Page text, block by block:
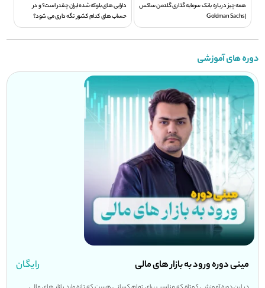
همه چیز درباره بانک سرمایه گذاری گلدمن ساکس
| Goldman Sachs
دارایی های بلوکه شده ایران چقدر است؟ و در
حساب های کدام کشور نگه داری می شود؟
دوره های آموزشی
مینی دوره ورود به بازار های مالی رایگان